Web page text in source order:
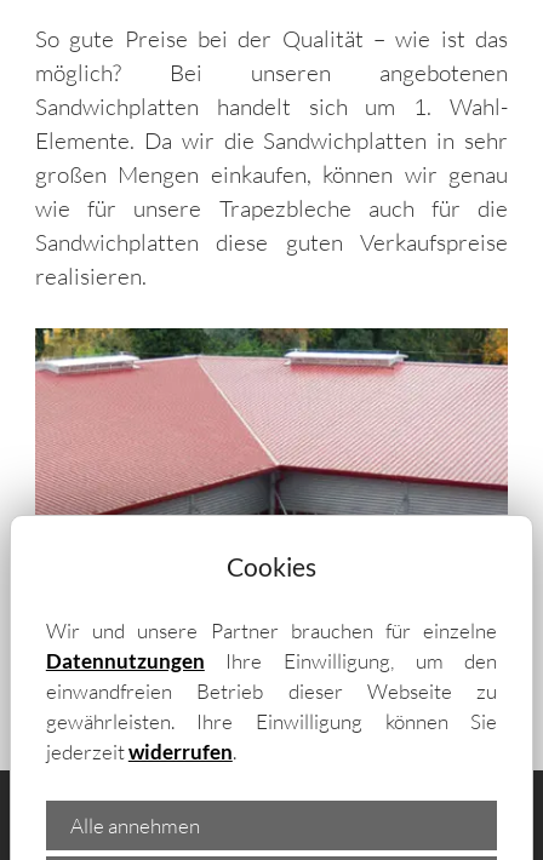
So gute Preise bei der Qualität – wie ist das
möglich? Bei unseren angebotenen
Sandwichplatten handelt sich um 1. Wahl-
Elemente. Da wir die Sandwichplatten in sehr
großen Mengen einkaufen, können wir genau
wie für unsere Trapezbleche auch für die
Sandwichplatten diese guten Verkaufspreise
realisieren.
Cookies
Wir und unsere Partner brauchen für einzelne
Datennutzungen Ihre Einwilligung, um den
einwandfreien Betrieb dieser Webseite zu
gewährleisten. Ihre Einwilligung können Sie
jederzeitwiderrufen.
Alle annehmen